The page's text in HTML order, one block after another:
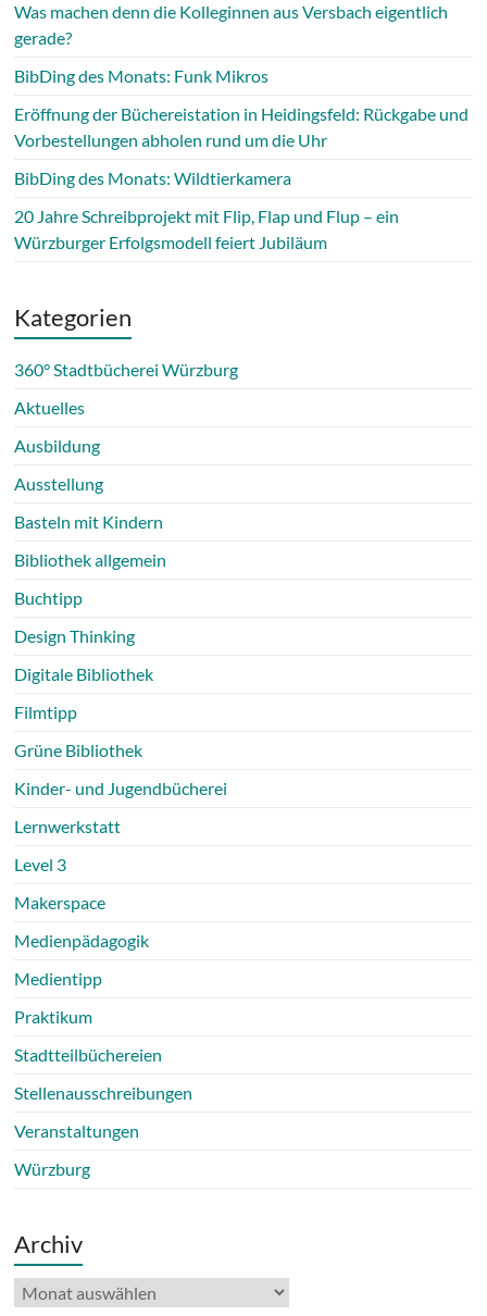
Was machen denn die Kolleginnen aus Versbach eigentlich
gerade?
BibDing des Monats: Funk Mikros
Eröffnung der Büchereistation in Heidingsfeld: Rückgabe und
Vorbestellungen abholen rund um die Uhr
BibDing des Monats: Wildtierkamera
20 Jahre Schreibprojekt mit Flip, Flap und Flup – ein
Würzburger Erfolgsmodell feiert Jubiläum
Kategorien
360° Stadtbücherei Würzburg
Aktuelles
Ausbildung
Ausstellung
Basteln mit Kindern
Bibliothek allgemein
Buchtipp
Design Thinking
Digitale Bibliothek
Filmtipp
Grüne Bibliothek
Kinder- und Jugendbücherei
Lernwerkstatt
Level 3
Makerspace
Medienpädagogik
Medientipp
Praktikum
Stadtteilbüchereien
Stellenausschreibungen
Veranstaltungen
Würzburg
Archiv
Archiv